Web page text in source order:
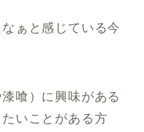
ぁと感じている今
喰）に興味がある
いことがある方